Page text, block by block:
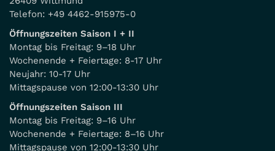
Telefon: +49 4462-915975-0
Öffnungszeiten Saison I + II
Montag bis Freitag: 9–18 Uhr
Wochenende + Feiertage: 8-17 Uhr
Neujahr: 10-17 Uhr
Mittagspause von 12:00-13:30 Uhr
Öffnungszeiten Saison III
Montag bis Freitag: 9–16 Uhr
Wochenende + Feiertage: 8–16 Uhr
Mittagspause von 12:00-13:30 Uhr